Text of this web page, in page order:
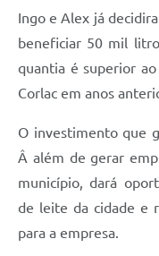
Agenda
Contato
Ingo e Alex já
beneficiar 50 mil
quantia é superior
Corlac em anos
O investimento que
Â além de gerar
município, dará
de leite da cidade e
para a empresa.